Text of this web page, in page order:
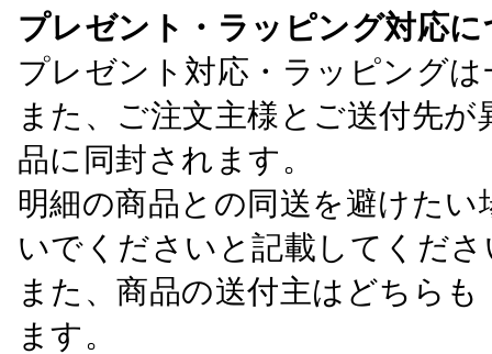
プレゼント・ラッピング対応
プレゼント対応・ラッピング
また、ご注文主様とご送付先
品に同封されます。
明細の商品との同送を避けた
いでくださいと記載してくださ
また、商品の送付主はどちら
ます。